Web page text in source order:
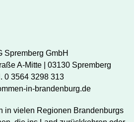
Spremberg GmbH
A-Mitte | 03130 Spremberg
0 3564 3298 313
in-brandenburg.de
in vielen Regionen Brandenburgs